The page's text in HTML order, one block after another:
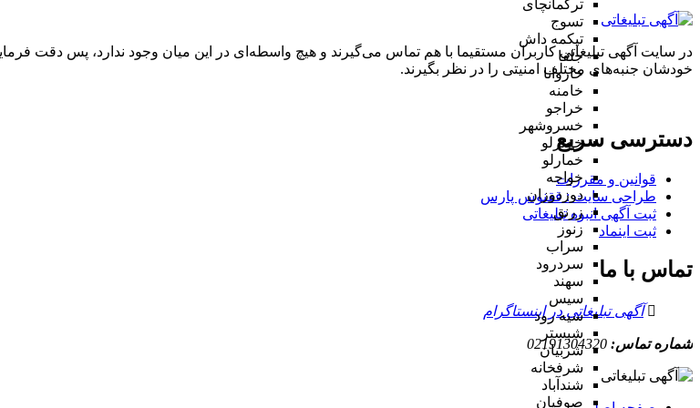
ترکمانچای
تسوج
تیکمه داش
جلفا
خاروانا
خامنه
خراجو
خسروشهر
خضرلو
خمارلو
خواجه
دوزدوزان
زرنق
زنوز
سراب
سردرود
سهند
سیس
سیه رود
شبستر
شربیان
شرفخانه
شندآباد
صوفیان
در سایت آگهی تبلیغاتی کاربران مستقیما با هم تماس می‌گیرند و هیچ واسطه‌ای در این میان وجود ندارد، پس دقت
خودشان جنبه‌های مختلف امنیتی را در نظر بگیرند.
دسترسی سریع
قوانین و مقررات
طراحی سایت : ققنوس پارس
ثبت آگهی انبوه تبلیغاتی
ثبت اینماد
تماس با ما
آگهی تبلیغاتی در اینستاگرام
شماره تماس: 02191304320